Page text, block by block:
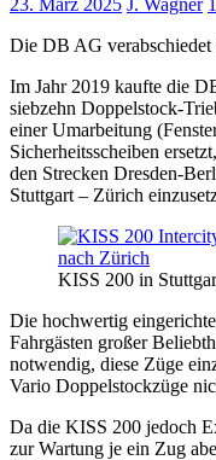
23. März 2025 J. Wagner
Die DB AG
Im Jahr 2019 kaufte die
siebzehn Doppelstock-
einer Umarbeitung
Sicherheitsscheiben
den Strecken Dresden-
Stuttgart – Zürich
KISS 200 in
Die hochwertig
Fahrgästen großer
notwendig, diese Züge
Vario Doppelstockzüge
Da die KISS 200 jedoch
zur Wartung je ein Zug